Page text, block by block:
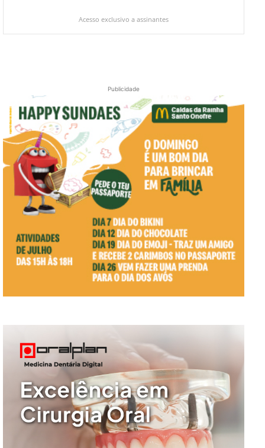
Acesso exclusivo a assinantes
Publicidade